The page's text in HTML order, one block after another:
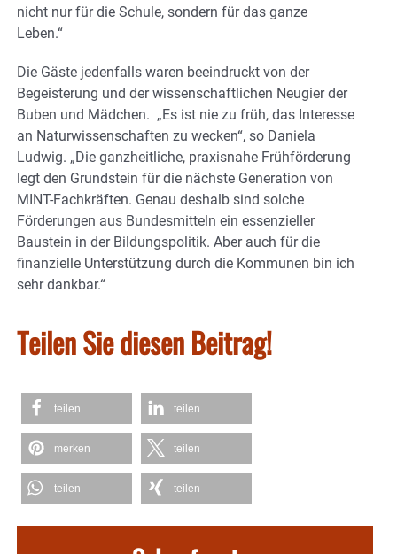
nicht nur für die Schule, sondern für das ganze
Leben.“
Die Gäste jedenfalls waren beeindruckt von der
Begeisterung und der wissenschaftlichen Neugier der
Buben und Mädchen. „Es ist nie zu früh, das Interesse
an Naturwissenschaften zu wecken“, so Daniela
Ludwig. „Die ganzheitliche, praxisnahe Frühförderung
legt den Grundstein für die nächste Generation von
MINT-Fachkräften. Genau deshalb sind solche
Förderungen aus Bundesmitteln ein essenzieller
Baustein in der Bildungspolitik. Aber auch für die
finanzielle Unterstützung durch die Kommunen bin ich
sehr dankbar.“
Teilen Sie diesen Beitrag!
teilen teilen
merken teilen
teilen teilen